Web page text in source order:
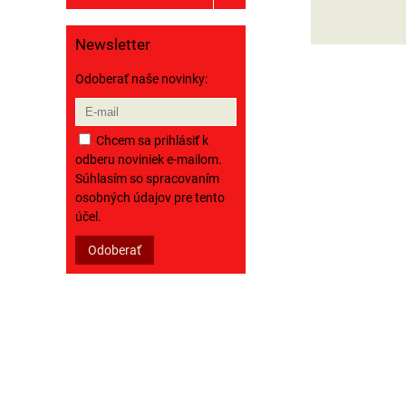
Newsletter
Odoberať naše novinky:
Chcem sa prihlásiť k
odberu noviniek e-mailom.
Súhlasím so spracovaním
osobných údajov pre tento
účel.
Odoberať